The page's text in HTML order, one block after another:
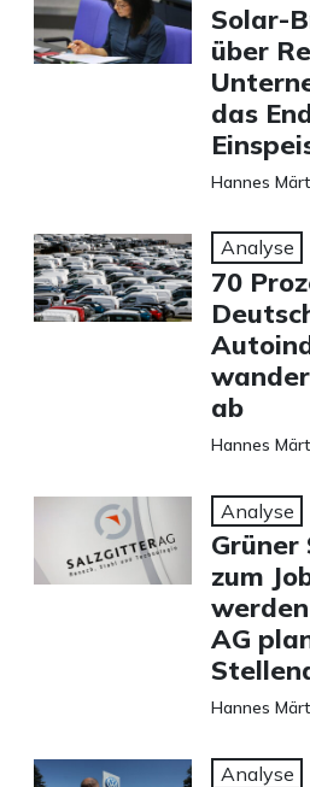
Solar-
über
das
Hannes
Analyse
70
ab
Hannes
Analyse
zum
AG
Hannes
Analyse